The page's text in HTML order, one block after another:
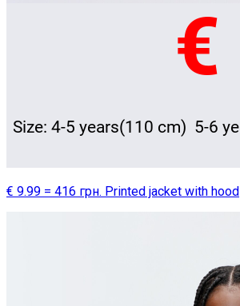
€ 9.99 = 416 грн. Printed jacket with hood